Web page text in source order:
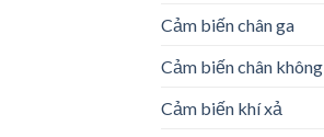
Cảm biến chân ga
Cảm biến chân không
Cảm biến khí xả